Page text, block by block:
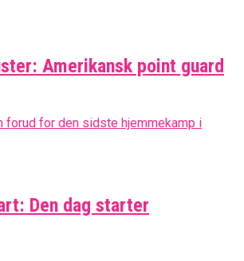
Amerikansk point guard
Den dag starter